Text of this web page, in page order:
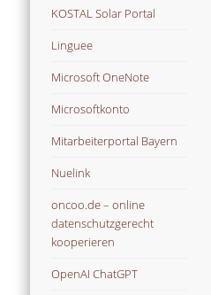
KOSTAL Solar Portal
Linguee
Microsoft OneNote
Microsoftkonto
Mitarbeiterportal Bayern
Nuelink
oncoo.de – online
datenschutzgerecht
kooperieren
OpenAI ChatGPT